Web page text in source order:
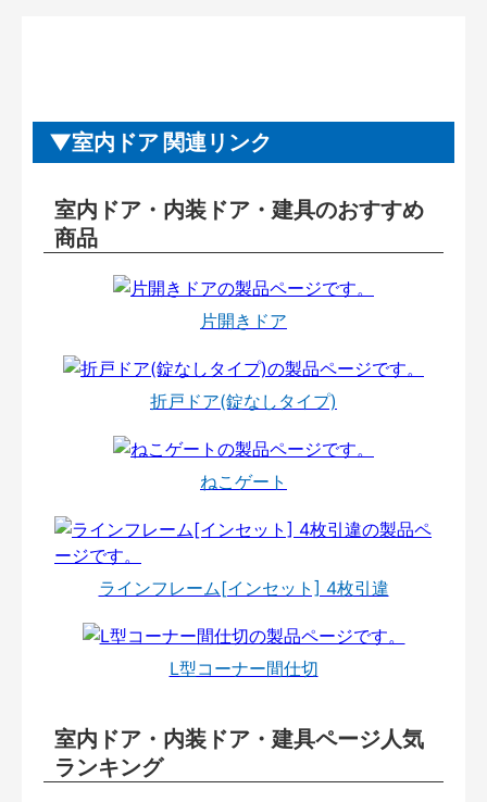
室内ドア 関連リンク
室内ドア・内装ドア・建具のおすすめ
商品
片開きドア
折戸ドア(錠なしタイプ)
ねこゲート
ラインフレーム[インセット] 4枚引違
L型コーナー間仕切
室内ドア・内装ドア・建具ページ人気
ランキング